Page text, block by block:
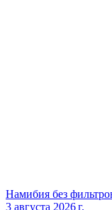
Намибия без
3 августа 2026 г.